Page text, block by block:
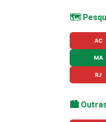
🗺️
AC
MA
RJ
🏙️